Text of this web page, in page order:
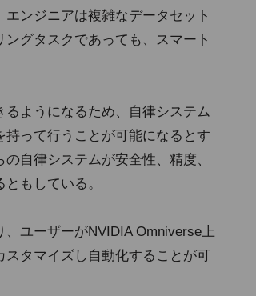
ンジニアは複雑なデータセット
グタスクであっても、スマート
ようになるため、自律システム
って行うことが可能になるとす
自律システムが安全性、精度、
もしている。
ユーザーがNVIDIA Omniverse上
タマイズし自動化することが可